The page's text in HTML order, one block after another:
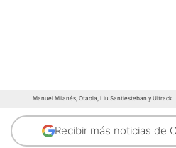
Manuel Milanés, Otaola, Liu Santiesteban y Ultrack
Recibir más noticias de